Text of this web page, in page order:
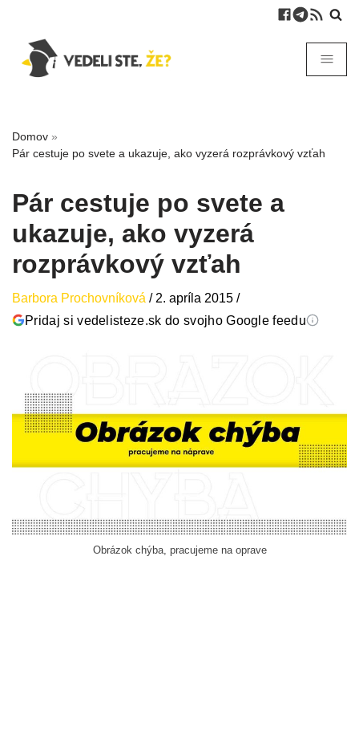
Domov »
Pár cestuje po svete a ukazuje, ako vyzerá rozprávkový vzťah
Pár cestuje po svete a
ukazuje, ako vyzerá
rozprávkový vzťah
Barbora Prochovníková / 2. apríla 2015 /
Pridaj si vedelisteze.sk do svojho Google feedu
Obrázok chýba, pracujeme na oprave